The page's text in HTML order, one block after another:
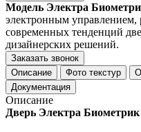
Модель Электра
электронным управлением,
современных тенденций
дизайнерских решений.
Заказать звонок
Описание
Фото текстур
Документация
Описание
Дверь Электра Биометрик